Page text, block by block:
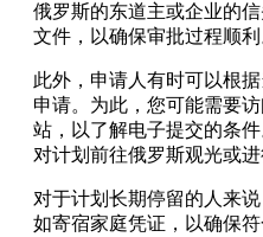
俄罗斯的东道主或企业的
文件，以确保审批过程顺利
此外，申请人有时可以根
申请。为此，您可能需要
站，以了解电子提交的条
对计划前往俄罗斯观光或
对于计划长期停留的人来
如寄宿家庭凭证，以确保